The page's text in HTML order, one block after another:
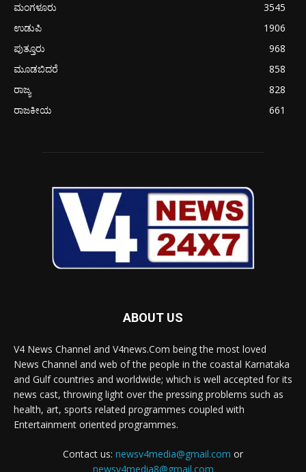
ಮಂಗಳೂರು
3545
ಉಡುಪಿ
1906
ಪುತ್ತೂರು
968
ಮೂಡಬಿದರೆ
858
ರಾಜ್ಯ
828
ರಾಜಕೀಯ
661
ABOUT US
V4 News Channel and V4news.Com being the most loved
News Channel and web of the people in the coastal Karnataka
and Gulf countries and worldwide; which is well accepted for its
news cast, throwing light over the pressing problems such as
health, art, sports related programmes coupled with
Entertainment oriented programmes.
Contact us: newsv4media@gmail.com or
newsv4media8@gmail.com